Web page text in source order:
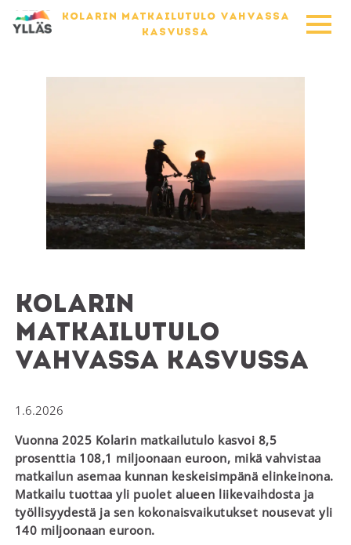
KOLARIN MATKAILUTULO VAHVASSA
KASVUSSA
Kolarin
matkailutulo
vahvassa kasvussa
1.6.2026
Vuonna 2025 Kolarin matkailutulo kasvoi 8,5
prosenttia 108,1 miljoonaan euroon, mikä vahvistaa
matkailun asemaa kunnan keskeisimpänä elinkeinona.
Matkailu tuottaa yli puolet alueen liikevaihdosta ja
työllisyydestä ja sen kokonaisvaikutukset nousevat yli
140 miljoonaan euroon.